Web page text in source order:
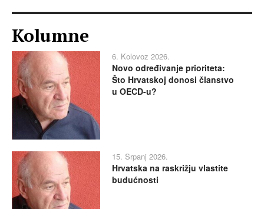
Kolumne
6. Kolovoz 2026.
Novo određivanje prioriteta:
Što Hrvatskoj donosi članstvo
u OECD-u?
15. Srpanj 2026.
Hrvatska na raskrižju vlastite
budućnosti